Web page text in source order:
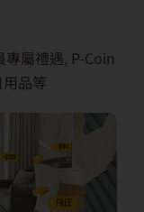
屬禮遇, P-Coin
品等